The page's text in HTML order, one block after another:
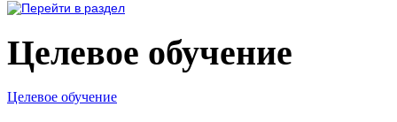
Целевое обучение
Целевое обучение